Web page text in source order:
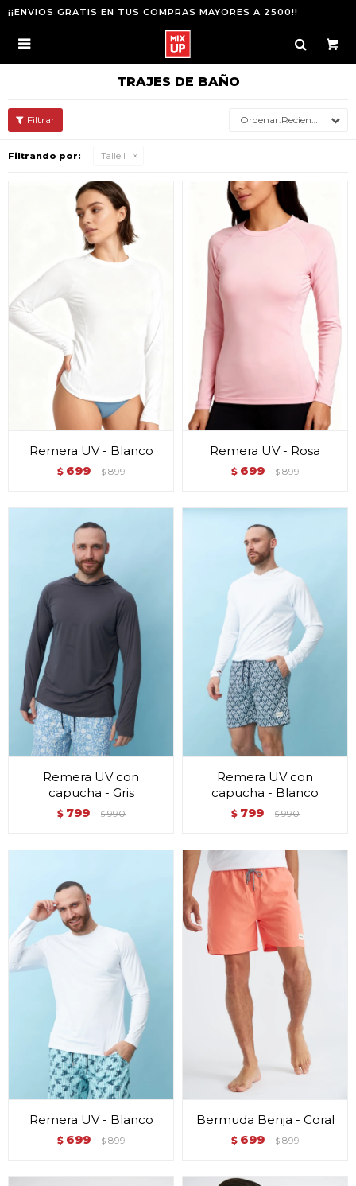
¡¡ENVIOS GRATIS EN TUS COMPRAS MAYORES A 2500!!

TRAJES DE BAÑO
Recientes
Filtrando por: Talle l
Remera UV - Blanco
$ 699 $ 899
Remera UV - Rosa
$ 699 $ 899
Remera UV con
capucha - Gris
$ 799 $ 990
Remera UV con
capucha - Blanco
$ 799 $ 990
Remera UV - Blanco
$ 699 $ 899
Bermuda Benja - Coral
$ 699 $ 899